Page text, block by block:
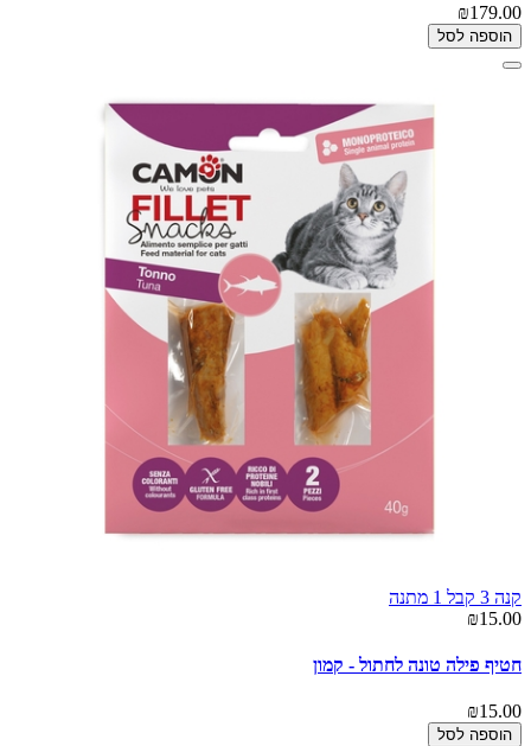
₪179.00
הוספה לסל
קנה 3 קבל 1 מתנה
₪15.00
חטיף פילה טונה לחתול - קמון
₪15.00
הוספה לסל